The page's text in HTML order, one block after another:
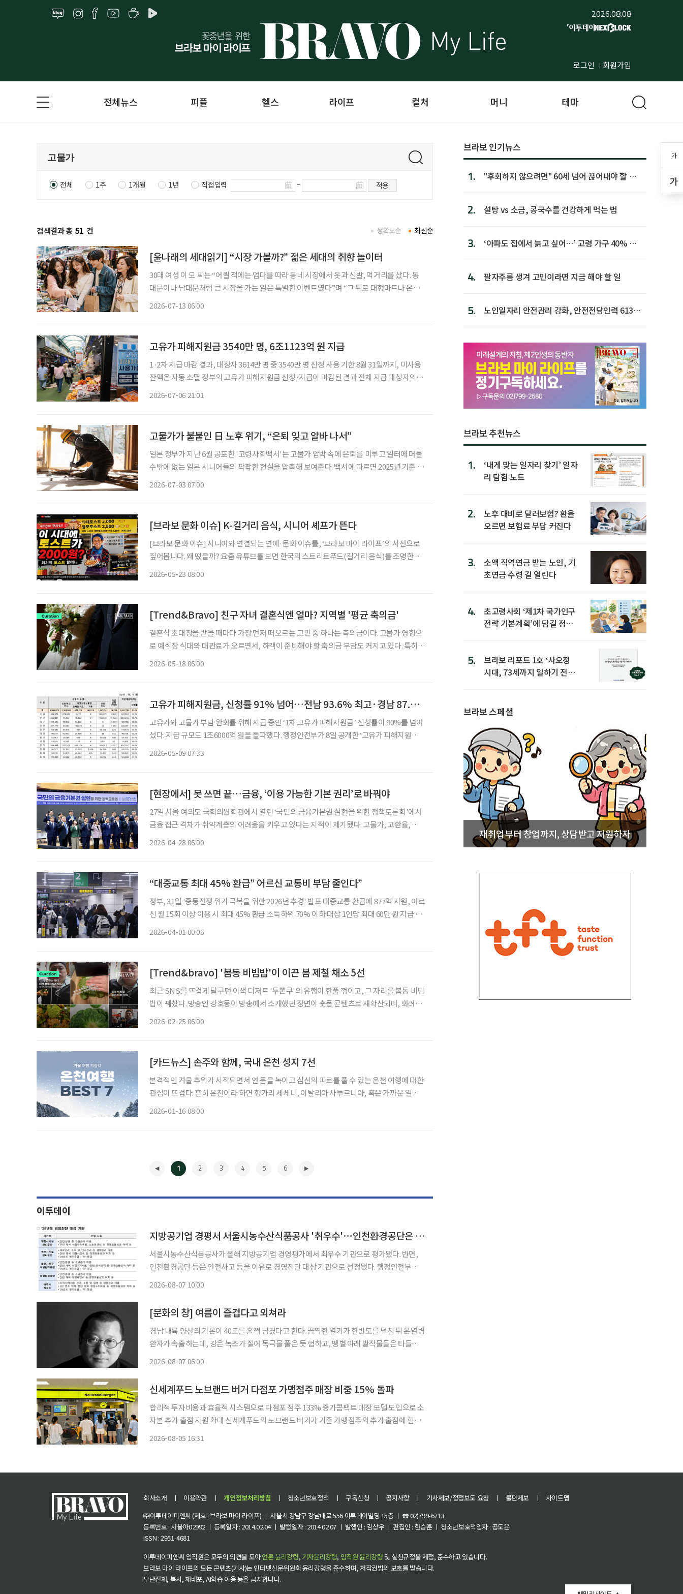
2026.08.08
로그인 회원가입
가
가
전체뉴스 피플 헬스 라이프 컬처 머니 테마
전체 1주 1개월 1년 직접입력 ~ 적용
검색결과 총 51 건 최신순
정확도순
[윤나래의 세대읽기] “시장 가볼까?” 젊은 세대의 취향 놀이터
30대 여성 이 모 씨는 “어릴 적에는 엄마를 따라 동네 시장에서 옷과 신발, 먹거리를 샀다. 동
대문이나 남대문처럼 큰 시장을 가는 일은 특별한 이벤트였다”며 “그 뒤로 대형마트나 온라
2026-07-13 06:00
고유가 피해지원금 3540만 명, 6조1123억 원 지급
1·2차 지급 마감 결과, 대상자 3614만 명 중 3540만 명 신청 사용 기한 8월 31일까지, 미사용
잔액은 자동 소멸 정부의 고유가 피해지원금 신청·지급이 마감된 결과 전체 지급 대상자의
2026-07-06 21:01
고물가가 불붙인 日 노후 위기, “은퇴 잊고 알바 나서”
일본 정부가 지난 6월 공표한 '고령사회백서'는 고물가 압박 속에 은퇴를 미루고 일터에 머물
수밖에 없는 일본 시니어들의 팍팍한 현실을 압축해 보여준다. 백서에 따르면 2025년 기준 일
2026-07-03 07:00
[브라보 문화 이슈] K-길거리 음식, 시니어 셰프가 뜬다
[브라보 문화 이슈] 시니어와 연결되는 연예·문화 이슈를, ‘브라보 마이 라이프’의 시선으로
짚어봅니다. 왜 떴을까? 요즘 유튜브를 보면 한국의 스트리트푸드(길거리 음식)를 조명한 콘
2026-05-23 08:00
[Trend&Bravo] 친구 자녀 결혼식엔 얼마? 지역별 '평균 축의금'
결혼식 초대장을 받을 때마다 가장 먼저 떠오르는 고민 중 하나는 축의금이다. 고물가 영향으
로 예식장 식대와 대관료가 오르면서, 하객이 준비해야 할 축의금 부담도 커지고 있다. 특히
2026-05-18 06:00
고유가 피해지원금, 신청률 91% 넘어…전남 93.6% 최고·경남 87.8% 최저
고유가와 고물가 부담 완화를 위해 지급 중인 ‘1차 고유가 피해지원금’ 신청률이 90%를 넘어
섰다. 지급 규모도 1조6000억 원을 돌파했다. 행정안전부가 8일 공개한 ‘고유가 피해지원금
2026-05-09 07:33
[현장에서] 못 쓰면 끝…금융, ‘이용 가능한 기본 권리’로 바꿔야
27일 서울 여의도 국회의원회관에서 열린 ‘국민의 금융기본권 실현을 위한 정책토론회’에서
금융 접근 격차가 취약계층의 어려움을 키우고 있다는 지적이 제기됐다. 고물가, 고환율, 경
2026-04-28 06:00
“대중교통 최대 45% 환급” 어르신 교통비 부담 줄인다”
정부, 31일 '중동전쟁 위기 극복을 위한 2026년 추경' 발표 대중교통 환급에 877억 지원, 어르
신 월 15회 이상 이용 시 최대 45% 환급 소득하위 70% 이하 대상 1인당 최대 60만 원 지급 정
2026-04-01 00:06
[Trend&bravo] '봄동 비빔밥'이 이끈 봄 제철 채소 5선
최근 SNS를 뜨겁게 달구던 이색 디저트 '두쫀쿠'의 유행이 한풀 꺾이고, 그 자리를 봄동 비빔
밥이 꿰찼다. 방송인 강호동이 방송에서 소개했던 장면이 숏폼 콘텐츠로 재확산되며, 화려한
2026-02-25 06:00
[카드뉴스] 손주와 함께, 국내 온천 성지 7선
본격적인 겨울 추위가 시작되면서 언 몸을 녹이고 심신의 피로를 풀 수 있는 온천 여행에 대한
관심이 뜨겁다. 흔히 온천이라 하면 헝가리 세체니, 이탈리아 사투르니아, 혹은 가까운 일본
2026-01-16 08:00
1 2 3 4 5 6
이투데이
지방공기업 경평서 서울시농수산식품공사 '취우수'⋯인천환경공단은 '낙제점'
서울시농수산식품공사가 올해 지방공기업 경영평가에서 최우수 기관으로 평가됐다. 반면,
인천환경공단 등은 안전사고 등을 이유로 경영진단 대상 기관으로 선정됐다. 행정안전부는 6
2026-08-07 10:00
[문화의 창] 여름이 즐겁다고 외쳐라
경남 내륙 양산의 기온이 40도를 훌쩍 넘겼다고 한다. 끔찍한 열기가 한반도를 덮친 뒤 온열병
환자가 속출하는데, 강은 녹조가 짙어 독극물 풀은 듯 험하고, 땡볕 아래 밭작물들은 타들어
2026-08-07 06:00
신세계푸드 노브랜드 버거 다점포 가맹점주 매장 비중 15% 돌파
합리적 투자비용과 효율적 시스템으로 다점포 점주 133% 증가콤팩트 매장 모델 도입으로 소
자본 추가 출점 지원 확대 신세계푸드의 노브랜드 버거가 기존 가맹점주의 추가 출점에 힘입
2026-08-05 16:31
브라보 인기뉴스
1.
"후회하지 않으려면" 60세 넘어 끊어내야 할 사
2. 설탕 vs 소금, 콩국수를 건강하게 먹는 법
3.
‘아파도 집에서 늙고 싶어…’ 고령 가구 40% 노
4. 팔자주름 생겨 고민이라면 지금 해야 할 일
5.
노인일자리 안전관리 강화, 안전전담인력 613명
브라보 추천뉴스
1.
‘내게 맞는 일자리 찾기’ 일자
리 탐험 노트
2.
노후 대비로 달러보험? 환율
오르면 보험료 부담 커진다
3.
소액 직역연금 받는 노인, 기
초연금 수령 길 열린다
4.
초고령사회 ‘제1차 국가인구
전략 기본계획’에 담길 정책
5.
브라보 리포트 1호 ‘사오정
시대, 73세까지 일하기 전략’
브라보 스페셜
재취업부터 창업까지, 상담받고 지원하자
회사소개 ㅣ 이용약관 ㅣ 개인정보처리방침 ㅣ 청소년보호정책 ㅣ 구독신청 ㅣ 공지사항 ㅣ 기사제보/정정보도 요청 ㅣ 불편제보 ㅣ
사이트맵
㈜이투데이피엔씨 (제호 : 브라보 마이 라이프) ㅣ 서울시 강남구 강남대로 556 이투데이빌딩 15층 ㅣ ☎ 02)799-6713
등록번호 : 서울아02992 ㅣ 등록일자 : 2014.02.04 ㅣ 발행일자 : 2014.02.07 ㅣ 발행인 : 김상우 ㅣ 편집인 : 한승훈 ㅣ 청소년보호책임자 : 공도윤
ISSN : 2951-4681
이투데이피엔씨 임직원은 모두의 의견을 모아언론 윤리강령, 기자윤리강령, 임직원 윤리강령 및 실천규정을 제정, 준수하고 있습니다.
브라보 마이 라이프의 모든 콘텐츠(기사)는 인터넷신문위원회 윤리강령을 준수하며, 저작권법의 보호를 받습니다.
무단전재, 복사, 재배포, AI학습 이용 등을 금지합니다.